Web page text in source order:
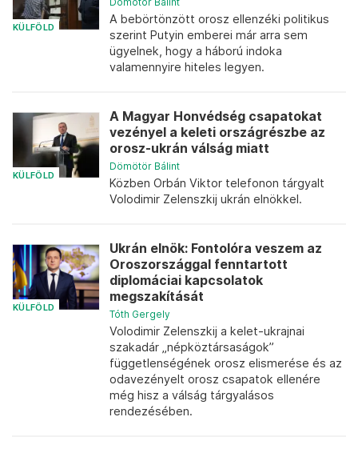
KÜLFÖLD
A bebörtönzött orosz ellenzéki politikus
szerint Putyin emberei már arra sem
ügyelnek, hogy a háború indoka
valamennyire hiteles legyen.
KÜLFÖLD
A Magyar Honvédség csapatokat
vezényel a keleti országrészbe az
orosz-ukrán válság miatt
Dömötör Bálint
Közben Orbán Viktor telefonon tárgyalt
Volodimir Zelenszkij ukrán elnökkel.
KÜLFÖLD
Ukrán elnök: Fontolóra veszem az
Oroszországgal fenntartott
diplomáciai kapcsolatok
megszakítását
Tóth Gergely
Volodimir Zelenszkij a kelet-ukrajnai
szakadár „népköztársaságok”
függetlenségének orosz elismerése és az
odavezényelt orosz csapatok ellenére
még hisz a válság tárgyalásos
rendezésében.